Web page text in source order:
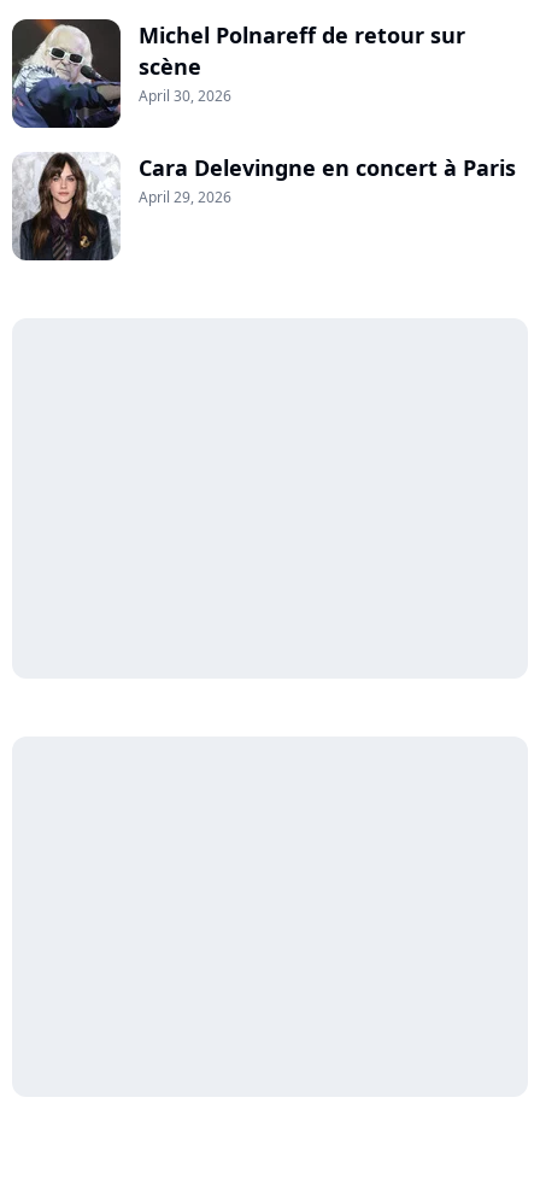
Michel Polnareff de retour sur
scène
April 30, 2026
Cara Delevingne en concert à Paris
April 29, 2026